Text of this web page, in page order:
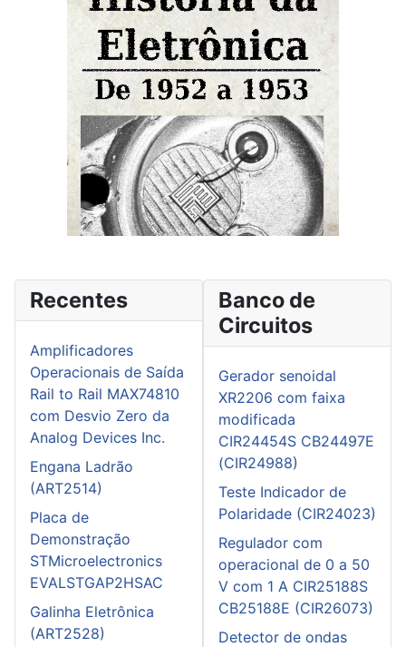
Recentes
Amplificadores
Operacionais de Saída
Rail to Rail MAX74810
com Desvio Zero da
Analog Devices Inc.
Engana Ladrão
(ART2514)
Placa de
Demonstração
STMicroelectronics
EVALSTGAP2HSAC
Galinha Eletrônica
(ART2528)
Banco de
Circuitos
Gerador senoidal
XR2206 com faixa
modificada
CIR24454S CB24497E
(CIR24988)
Teste Indicador de
Polaridade (CIR24023)
Regulador com
operacional de 0 a 50
V com 1 A CIR25188S
CB25188E (CIR26073)
Detector de ondas